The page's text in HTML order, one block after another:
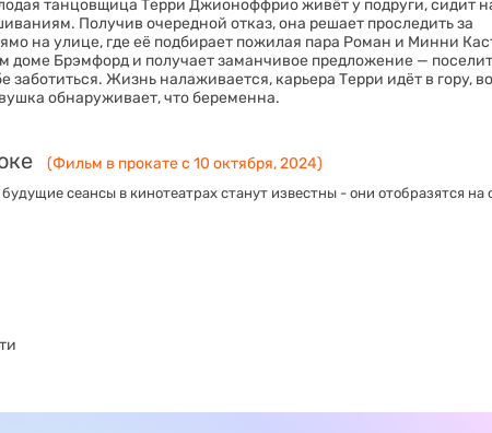
танцовщица Терри Джионоффрио живёт у подруги, сидит
Получив очередной отказ, она решает проследить за
на улице, где её подбирает пожилая пара Роман и Минни
доме Брэмфорд и получает заманчивое предложение —
заботиться. Жизнь налаживается, карьера Терри идёт в гору,
обнаруживает, что беременна.
(Фильм в прокате с 10 октября, 2024)
сеансы в кинотеатрах станут известны - они отобразятся на